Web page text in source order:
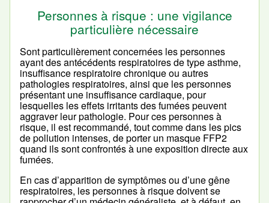
Personnes à risque : une vigilance
particulière nécessaire
Sont particulièrement concernées les personnes
ayant des antécédents respiratoires de type asthme,
insuffisance respiratoire chronique ou autres
pathologies respiratoires, ainsi que les personnes
présentant une insuffisance cardiaque, pour
lesquelles les effets irritants des fumées peuvent
aggraver leur pathologie. Pour ces personnes à
risque, il est recommandé, tout comme dans les pics
de pollution intenses, de porter un masque FFP2
quand ils sont confrontés à une exposition directe aux
fumées.
En cas d’apparition de symptômes ou d’une gêne
respiratoires, les personnes à risque doivent se